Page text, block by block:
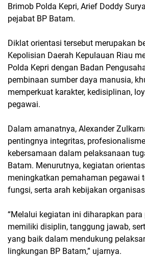
Brimob Polda Kepri, Arief Doddy
pejabat BP Batam.
Diklat orientasi tersebut merupakan
Kepolisian Daerah Kepulauan Riau
Polda Kepri dengan Badan
pembinaan sumber daya manusia,
memperkuat karakter, kedisiplinan,
pegawai.
Dalam amanatnya, Alexander
pentingnya integritas,
kebersamaan dalam pelaksanaan
Batam. Menurutnya, kegiatan
meningkatkan pemahaman pegawai
fungsi, serta arah kebijakan
“Melalui kegiatan ini diharapkan
memiliki disiplin, tanggung jawab,
yang baik dalam mendukung
lingkungan BP Batam,” ujarnya.